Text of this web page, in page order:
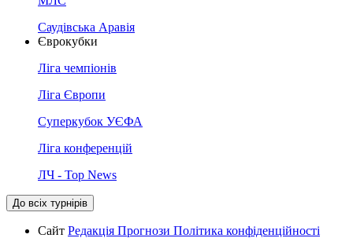
Саудівська Аравія
Єврокубки
Ліга чемпіонів
Ліга Європи
Суперкубок УЄФА
Ліга конференцій
ЛЧ - Top News
До всіх турнірів
Сайт Редакція Прогнози Політика конфіденційності